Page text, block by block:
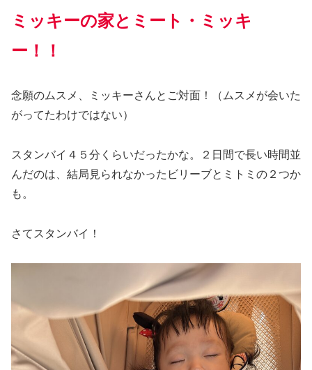
ミッキーの家とミート・ミッキ
ー！！
念願のムスメ、ミッキーさんとご対面！（ムスメが会いた
がってたわけではない）
スタンバイ４５分くらいだったかな。２日間で長い時間並
んだのは、結局見られなかったビリーブとミトミの２つか
も。
さてスタンバイ！